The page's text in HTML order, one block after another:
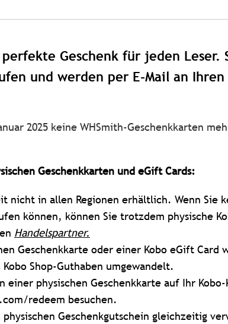
Geschenk für jeden Leser.
und werden per E-Mail an Ihren
2025 keine WHSmith-Geschenkkarten
Geschenkkarten und eGift Cards:
nicht in allen Regionen erhältlich. Wenn Sie
können, können Sie trotzdem physische
Handelspartner.
Geschenkkarte oder einer Kobo eGift Card
Shop-Guthaben umgewandelt.
einer physischen Geschenkkarte auf Ihr Kobo-
redeem besuchen.
Geschenkgutschein gleichzeitig